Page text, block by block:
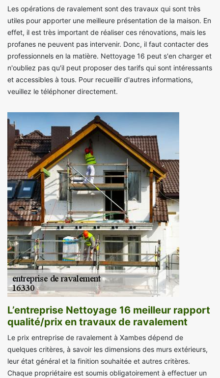
Les opérations de ravalement sont des travaux qui sont très
utiles pour apporter une meilleure présentation de la maison. En
effet, il est très important de réaliser ces rénovations, mais les
profanes ne peuvent pas intervenir. Donc, il faut contacter des
professionnels en la matière. Nettoyage 16 peut s'en charger et
n'oubliez pas qu'il peut proposer des tarifs qui sont intéressants
et accessibles à tous. Pour recueillir d'autres informations,
veuillez le téléphoner directement.
L’entreprise Nettoyage 16 meilleur rapport
qualité/prix en travaux de ravalement
Le prix entreprise de ravalement à Xambes dépend de
quelques critères, à savoir les dimensions des murs extérieurs,
leur état général et la finition souhaitée et autres critères.
Chaque propriétaire est soumis obligatoirement à effectuer un